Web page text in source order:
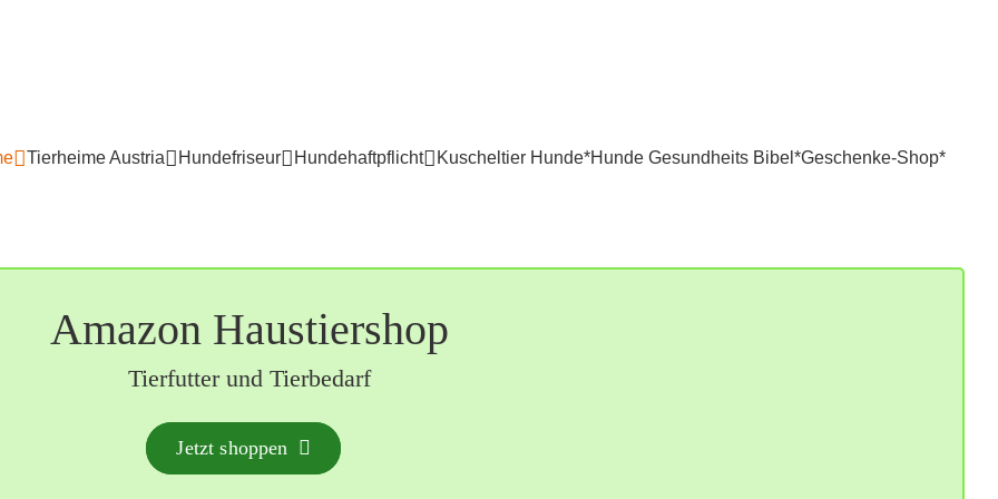
Tierheime Austria Hundefriseur Hundehaftpflicht Kuscheltier Hunde*Hunde Gesundheits Bibel*Geschenke-Shop*
Amazon Haustiershop
Tierfutter und Tierbedarf
Jetzt shoppen